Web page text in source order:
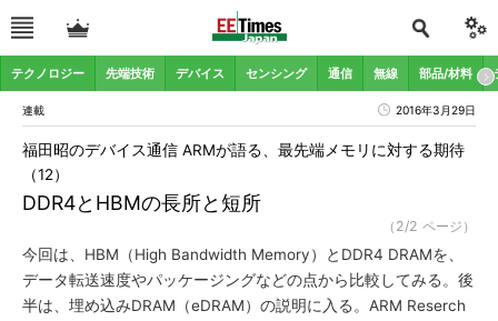
テクノロジー 先端技術 デバイス センシング 通信 無線 部品/材料
連載 2016年3月29日
DDR4とHBMの長所と短所
福田昭のデバイス通信 ARMが語る、最先端メモリに対する期待
（12）
（2/2 ページ）
今回は、HBM（High Bandwidth Memory）とDDR4 DRAMを、
データ転送速度やパッケージングなどの点から比較してみる。後
半は、埋め込みDRAM（eDRAM）の説明に入る。ARM Reserch